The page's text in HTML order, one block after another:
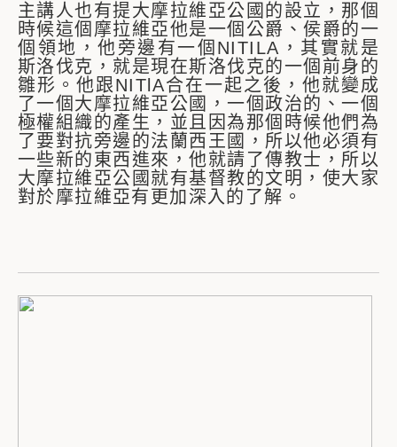
主講人也有提大摩拉維亞公國的設立，那個
時候這個摩拉維亞他是一個公爵、侯爵的一
個領地，他旁邊有一個NITILA，其實就是
斯洛伐克，就是現在斯洛伐克的一個前身的
雛形。他跟NITlA合在一起之後，他就變成
了一個大摩拉維亞公國，一個政治的、一個
極權組織的產生，並且因為那個時候他們為
了要對抗旁邊的法蘭西王國，所以他必須有
一些新的東西進來，他就請了傳教士，所以
大摩拉維亞公國就有基督教的文明，使大家
對於摩拉維亞有更加深入的了解。